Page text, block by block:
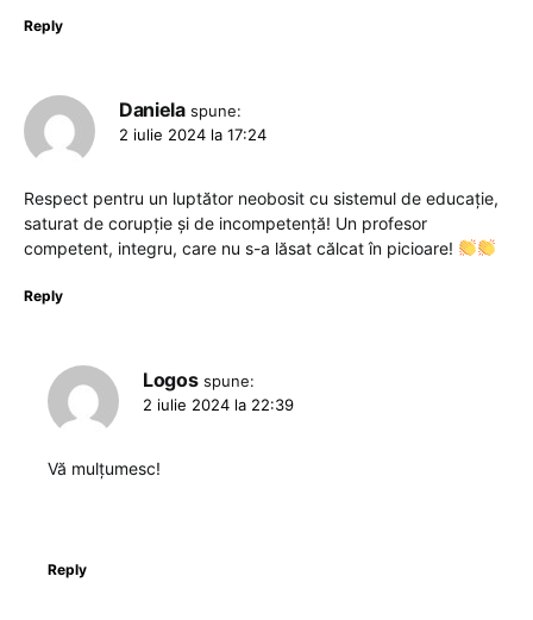
Reply
Daniela spune:
2 iulie 2024 la 17:24
Respect pentru un luptător neobosit cu sistemul de educație,
saturat de corupție și de incompetență! Un profesor
competent, integru, care nu s-a lăsat călcat în picioare!
Reply
Logos spune:
2 iulie 2024 la 22:39
Vă mulțumesc!
Reply